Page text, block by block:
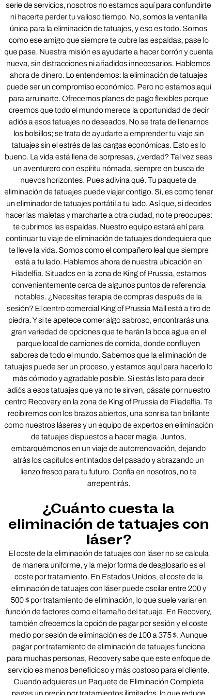
serie de servicios, nosotros no estamos aquí para confundirte
ni hacerte perder tu valioso tiempo. No, somos la ventanilla
única para la eliminación de tatuajes, y eso es todo. Somos
como ese amigo que siempre te cubre las espaldas, pase lo
que pase. Nuestra misión es ayudarte a hacer borrón y cuenta
nueva, sin distracciones ni añadidos innecesarios. Hablemos
ahora de dinero. Lo entendemos: la eliminación de tatuajes
puede ser un compromiso económico. Pero no estamos aquí
para arruinarte. Ofrecemos planes de pago flexibles porque
creemos que todo el mundo merece la oportunidad de decir
adiós a esos tatuajes no deseados. No se trata de llenarnos
los bolsillos; se trata de ayudarte a emprender tu viaje sin
tatuajes sin el estrés de las cargas económicas. Esto es lo
bueno. La vida está llena de sorpresas, ¿verdad? Tal vez seas
un aventurero con espíritu nómada, siempre en busca de
nuevos horizontes. Pues adivina qué. Tu paquete de
eliminación de tatuajes puede viajar contigo. Sí, es como tener
un eliminador de tatuajes portátil a tu lado. Así que, si decides
hacer las maletas y marcharte a otra ciudad, no te preocupes:
te cubrimos las espaldas. Nuestro equipo estará ahí para
continuar tu viaje de eliminación de tatuajes dondequiera que
te lleve la vida. Somos como el compañero leal que siempre
está a tu lado. Hablemos ahora de nuestra ubicación en
Filadelfia. Situados en la zona de King of Prussia, estamos
convenientemente cerca de algunos puntos de referencia
notables. ¿Necesitas terapia de compras después de la
sesión? El centro comercial King of Prussia Mall está a tiro de
piedra. Y si te apetece comer algo sabroso, encontrarás una
gran variedad de opciones que te harán la boca agua en el
parque local de camiones de comida, donde confluyen
sabores de todo el mundo. Sabemos que la eliminación de
tatuajes puede ser un proceso, y estamos aquí para hacerlo lo
más cómodo y agradable posible. Si estás listo para decir
adiós a esos tatuajes que ya no te sirven, pásate por nuestro
centro Recovery en la zona de King of Prussia de Filadelfia. Te
recibiremos con los brazos abiertos, una sonrisa tan brillante
como nuestros láseres y un equipo de expertos en eliminación
de tatuajes dispuestos a hacer magia. Juntos,
embarquémonos en un viaje de autorrenovación, dejando
atrás los capítulos entintados del pasado y abrazando un
lienzo fresco para tu futuro. Confía en nosotros, no te
arrepentirás.
¿Cuánto cuesta la
eliminación de tatuajes con
láser?
El coste de la eliminación de tatuajes con láser no se calcula
de manera uniforme, y la mejor forma de desglosarlo es el
coste por tratamiento. En Estados Unidos, el coste de la
eliminación de tatuajes con láser puede oscilar entre 200 y
500 $ por tratamiento de eliminación, lo que suele variar en
función de factores como el tamaño del tatuaje. En Recovery,
también ofrecemos la opción de pagar por sesión y el coste
medio por sesión de eliminación es de 100 a 375 $. Aunque
pagar por tratamiento de eliminación de tatuajes funciona
para muchas personas, Recovery sabe que este enfoque de
servicio es menos beneficioso y más costoso para el cliente.
Cuando adquieres un Paquete de Eliminación Completa
pagas un precio por tratamientos ilimitados, lo que reduce